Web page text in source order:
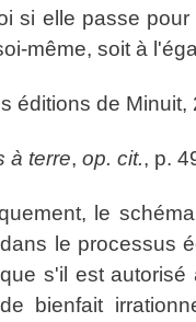
si elle passe
même, soit à
éditions de
à terre, op. cit., p.
le
le processus
s'il est
bienfait